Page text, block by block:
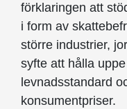
förklaringen att
i form av
större industrier,
syfte att hålla
levnadsstandard
konsumentpriser.